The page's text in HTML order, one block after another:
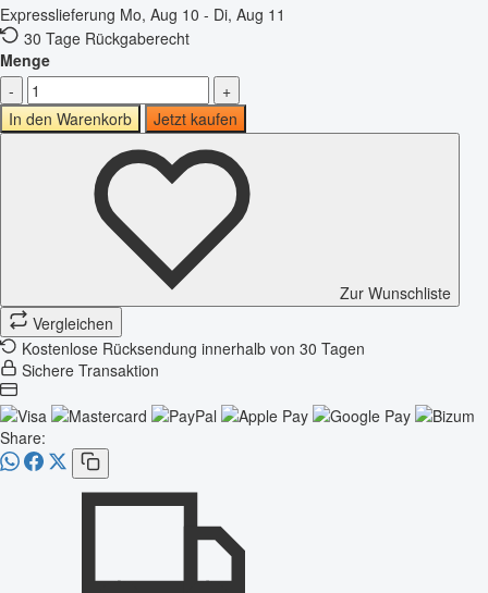
Expresslieferung Mo, Aug 10 - Di, Aug 11
30 Tage Rückgaberecht
Menge
-
+
In den Warenkorb
Jetzt kaufen
Zur Wunschliste
Vergleichen
Kostenlose Rücksendung innerhalb von 30 Tagen
Sichere Transaktion
Share: